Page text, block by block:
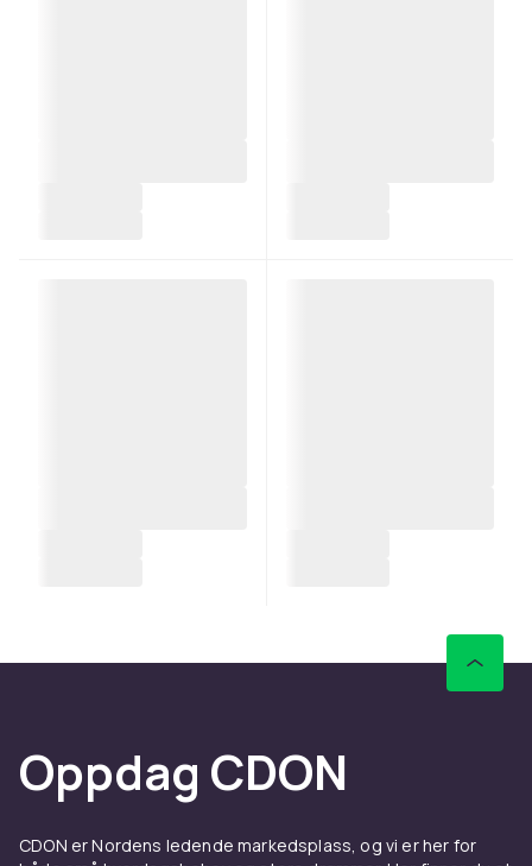
Oppdag CDON
CDON er Nordens ledende markedsplass, og vi er her for